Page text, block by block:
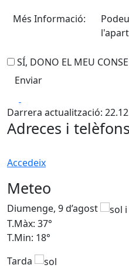
Més Informació:
SÍ, DONO EL MEU
Darrera actualització:
Adreces i telèfons
Accedeix
Meteo
Diumenge, 9 d’agost
T.Màx: 37°
T.Min: 18°
Tarda